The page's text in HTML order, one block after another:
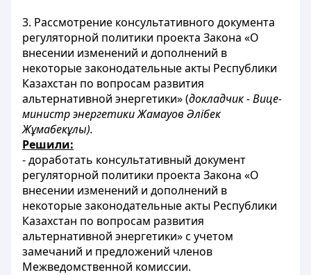
3. Рассмотрение консультативного документа
регуляторной политики проекта Закона «О
внесении изменений и дополнений в
некоторые законодательные акты Республики
Казахстан по вопросам развития
альтернативной энергетики» (докладчик - Вице-
министр энергетики Жамауов Әлібек
Жұмабекұлы).
Решили:
- доработать консультативный документ
регуляторной политики проекта Закона «О
внесении изменений и дополнений в
некоторые законодательные акты Республики
Казахстан по вопросам развития
альтернативной энергетики» с учетом
замечаний и предложений членов
Межведомственной комиссии.